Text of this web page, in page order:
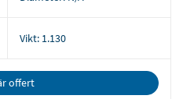
Vikt: 1.130
offert